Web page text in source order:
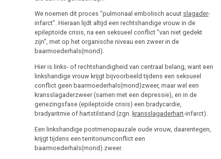
We noemen dit proces "pulmonaal embolisch acuut slagader-
infarct". Hieraan lijdt altijd een rechtshandige vrouw in de
epileptoïde crisis, na een seksueel conflict "van niet gedekt
zijn", met op het organische niveau een zweer in de
baarmoederhals(mond).
Hier is links- of rechtshandigheid van centraal belang, want een
linkshandige vrouw krijgt bijvoorbeeld tijdens een seksueel
conflict geen baarmoederhals(mond)zweer, maar wel een
kransslagaderzweer (samen met een depressie), en in de
genezingsfase (epileptoïde crisis) een bradycardie,
bradyaritmie of hartstilstand (zgn. kransslagaderhart-infarct).
Een linkshandige postmenopauzale oude vrouw, daarentegen,
krijgt tijdens een territoriumconflict een
baarmoederhals(mond) zweer.